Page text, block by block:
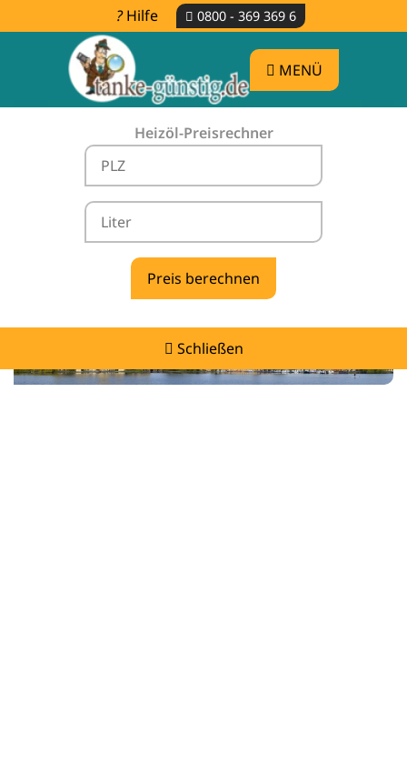
Hilfe 0800 - 369 369 6
MENÜ
Heizöl-Preisrechner
Schließen
Heizölpreise Leezen -
vergleichen & günstig tanken